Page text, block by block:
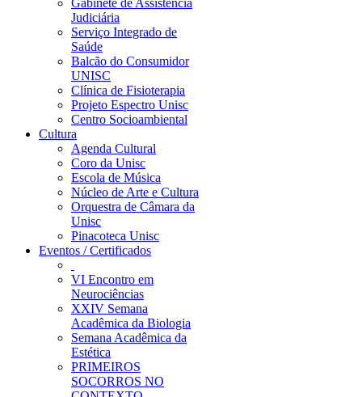
Gabinete de Assistência
Judiciária
Serviço Integrado de
Saúde
Balcão do Consumidor
UNISC
Clínica de Fisioterapia
Projeto Espectro Unisc
Centro Socioambiental
Cultura
Agenda Cultural
Coro da Unisc
Escola de Música
Núcleo de Arte e Cultura
Orquestra de Câmara da
Unisc
Pinacoteca Unisc
Eventos / Certificados
VI Encontro em
Neurociências
XXIV Semana
Acadêmica da Biologia
Semana Acadêmica da
Estética
PRIMEIROS
SOCORROS NO